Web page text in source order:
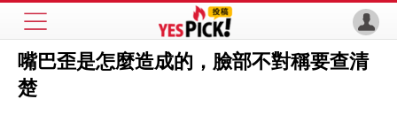
嘴巴歪是怎麼造成的，臉部不對稱要查清
楚